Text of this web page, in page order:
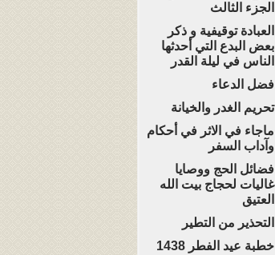
الجزء الثالث
العبادة توقيفية و ذكر
بعض البدع التي أحدثها
الناس في ليلة القدر
فضل الدعاء
تحريم الغدر والخيانة
ماجاء في الاثر في أحكام
وآداب السفر
فضائل الحج ووصايا
غاليات لحجاج بيت الله
العتيق
التحذير من التطير
خطبة عيد الفطر 1438